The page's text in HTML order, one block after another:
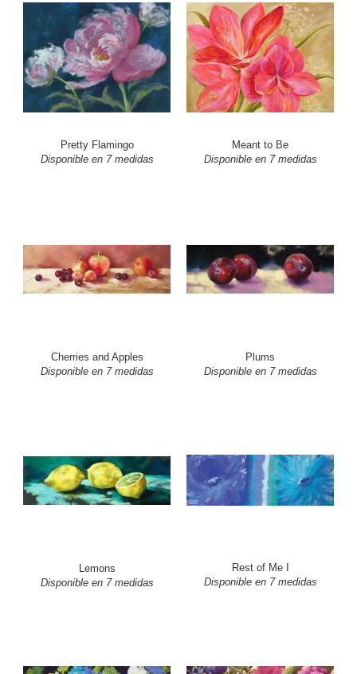
Pretty Flamingo
Disponible en 7 medidas
Meant to Be
Disponible en 7 medidas
Cherries and Apples
Disponible en 7 medidas
Plums
Disponible en 7 medidas
Lemons
Disponible en 7 medidas
Rest of Me I
Disponible en 7 medidas